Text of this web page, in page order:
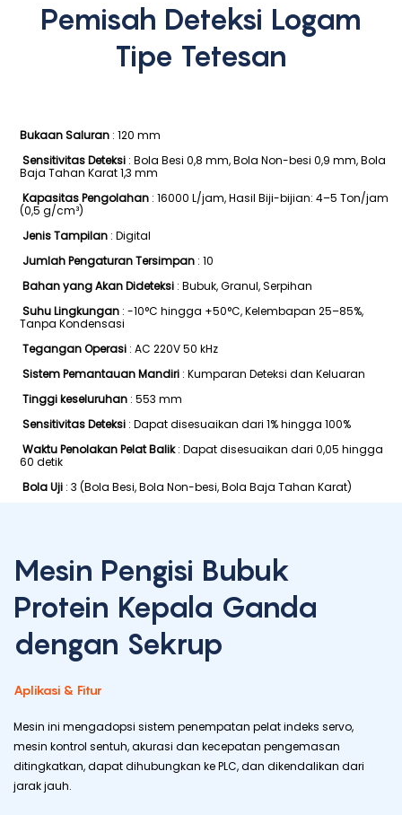
Pemisah Deteksi Logam
Tipe Tetesan
Bukaan Saluran: 120 mm
Sensitivitas Deteksi: Bola Besi 0,8 mm, Bola Non-besi 0,9 mm, Bola
Baja Tahan Karat 1,3 mm
Kapasitas Pengolahan: 16000 L/jam, Hasil Biji-bijian: 4–5 Ton/jam
(0,5 g/cm³)
Jenis Tampilan: Digital
Jumlah Pengaturan Tersimpan: 10
Bahan yang Akan Dideteksi: Bubuk, Granul, Serpihan
Suhu Lingkungan: -10°C hingga +50°C, Kelembapan 25–85%,
Tanpa Kondensasi
Tegangan Operasi: AC 220V 50 kHz
Sistem Pemantauan Mandiri: Kumparan Deteksi dan Keluaran
Tinggi keseluruhan: 553 mm
Sensitivitas Deteksi: Dapat disesuaikan dari 1% hingga 100%
Waktu Penolakan Pelat Balik: Dapat disesuaikan dari 0,05 hingga
60 detik
Bola Uji: 3 (Bola Besi, Bola Non-besi, Bola Baja Tahan Karat)
Mesin Pengisi Bubuk
Protein Kepala Ganda
dengan Sekrup
Aplikasi & Fitur
Mesin ini mengadopsi sistem penempatan pelat indeks servo,
mesin kontrol sentuh, akurasi dan kecepatan pengemasan
ditingkatkan, dapat dihubungkan ke PLC, dan dikendalikan dari
jarak jauh.